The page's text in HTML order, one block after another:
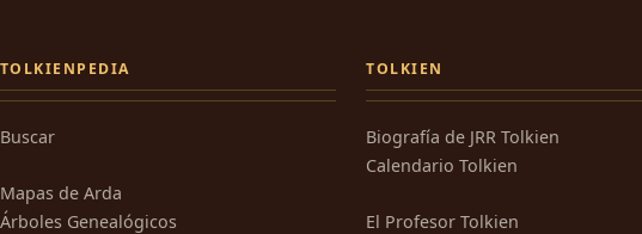
TOLKIENPEDIA
Buscar
Mapas de Arda
Árboles Genealógicos
TOLKIEN
Biografía de JRR Tolkien
Calendario Tolkien
El Profesor Tolkien